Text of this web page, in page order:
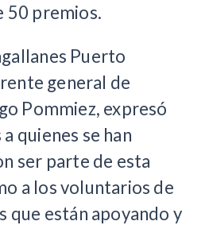
50 premios.
Puerto
general de
Pommiez, expresó
quienes se han
ser parte de esta
a los voluntarios de
que están apoyando y